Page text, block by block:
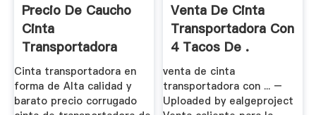
Precio De Caucho
Cinta
Transportadora
Cinta transportadora en
forma de Alta calidad y
barato precio corrugado
Venta De Cinta
Transportadora Con
4 Tacos De .
venta de cinta
transportadora con ... –
Uploaded by ealgeproject